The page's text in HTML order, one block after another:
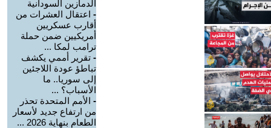
الدمازين السودانية
- اعتقال العشرات من
أقارب عسكريين
أمريكيين ضمن حملة
ترامب لمكا ...
- تقرير أممي يكشف
تباطؤ عودة اللاجئين
إلى سوريا.. ما
الأسباب؟ ...
- الأمم المتحدة تحذر
من ارتفاع جديد لأسعار
الطعام بنهاية 2026 ...